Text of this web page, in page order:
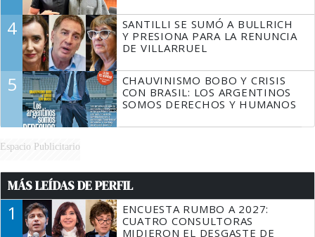
4
SANTILLI SE SUMÓ A BULLRICH
Y PRESIONA PARA LA RENUNCIA
DE VILLARRUEL
5
CHAUVINISMO BOBO Y CRISIS
CON BRASIL: LOS ARGENTINOS
SOMOS DERECHOS Y HUMANOS
Espacio Publicitario
MÁS LEÍDAS DE PERFIL
1
ENCUESTA RUMBO A 2027:
CUATRO CONSULTORAS
MIDIERON EL DESGASTE DE